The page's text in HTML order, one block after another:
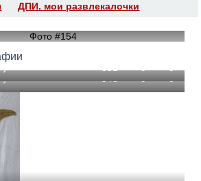
ДПИ. мои развлекалочки
548
0 0